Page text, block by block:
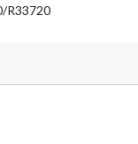
R33720